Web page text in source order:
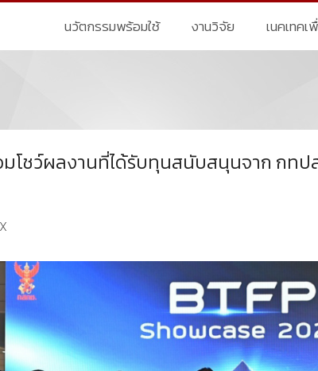
นวัตกรรมพร้อมใช้ งานวิจัย เนคเทค
โชว์ผลงานที่ได้รับทุนสนับสนุนจาก กทปส.
X